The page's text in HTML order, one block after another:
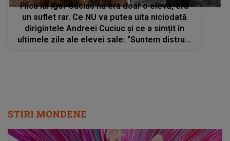
Fiica lui Igor Cuciuc nu era doar o elevă, era
un suflet rar. Ce NU va putea uita niciodată
dirigintele Andreei Cuciuc și ce a simțit în
ultimele zile ale elevei sale: "Suntem distruși
STIRI MONDENE